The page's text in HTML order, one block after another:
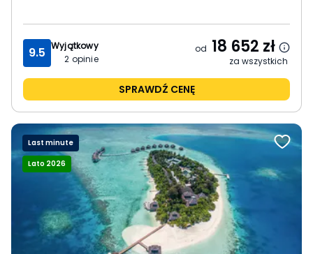
9.5 Wyjątkowy
2 opinie
od 18 652 zł
za wszystkich
SPRAWDŹ CENĘ
Last minute
Lato 2026